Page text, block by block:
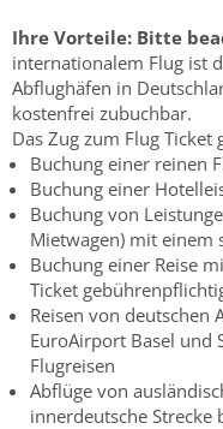
Ihre Vorteile: Bitte
internationalem Flug ist
Abflughäfen in
kostenfrei zubuchbar.
Das Zug zum Flug Ticket
Buchung einer reinen
Buchung einer
Buchung von
Mietwagen) mit einem
Buchung einer Reise
Ticket
Reisen von deutschen
EuroAirport Basel und
Flugreisen
Abflüge von
innerdeutsche Strecke